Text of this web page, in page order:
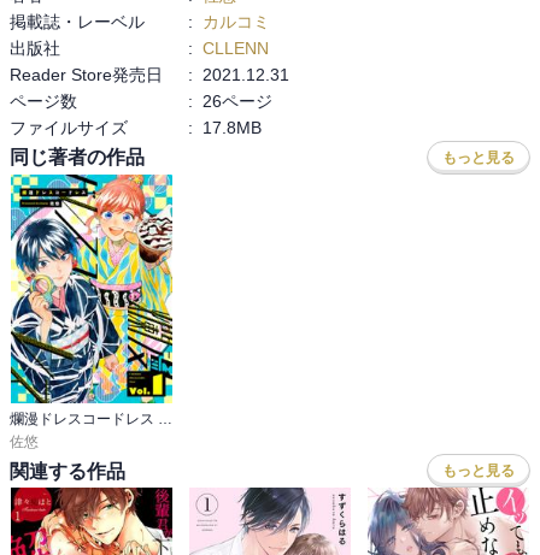
掲載誌・レーベル
:
カルコミ
出版社
: CLLENN
Reader Store発売日
:
2021.12.31
ページ数
:
26ページ
ファイルサイズ
: 17.8MB
同じ著者の作品 もっと見る
爛漫ドレスコードレス 【描き下ろし漫画付き】
佐悠
関連する作品 もっと見る